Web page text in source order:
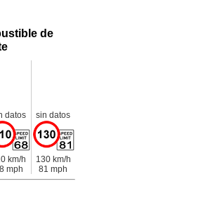
de
datos sin datos
km/h
mph
130 km/h
81 mph